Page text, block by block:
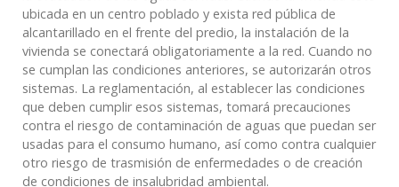
ubicada en un centro poblado y exista red pública de
alcantarillado en el frente del predio, la instalación de la
vivienda se conectará obligatoriamente a la red. Cuando no
se cumplan las condiciones anteriores, se autorizarán otros
sistemas. La reglamentación, al establecer las condiciones
que deben cumplir esos sistemas, tomará precauciones
contra el riesgo de contaminación de aguas que puedan ser
usadas para el consumo humano, así como contra cualquier
otro riesgo de trasmisión de enfermedades o de creación
de condiciones de insalubridad ambiental.